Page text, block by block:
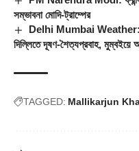
সম্ভাবনা মোদি-ট্রাম্পের
Delhi Mumbai Weather:
দিল্লিতে দূষণ-শৈত্যপ্রবাহ, মুম্বইয়ে
TAGGED: Mallikarjun